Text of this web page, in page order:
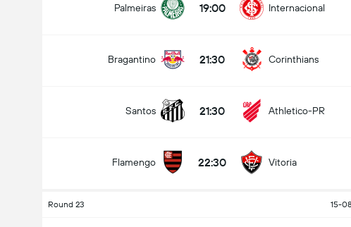
Palmeiras 19:00 Internacional
Bragantino 21:30 Corinthians
Santos 21:30 Athletico-PR
Flamengo 22:30 Vitoria
Round 23 15-